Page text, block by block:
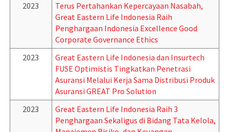
2023
Terus Pertahankan Kepercayaan Nasabah,
Great Eastern Life Indonesia Raih
Penghargaan Indonesia Excellence Good
Corporate Governance Ethics
2023
Great Eastern Life Indonesia dan Insurtech
FUSE Optimistis Tingkatkan Penetrasi
Asuransi Melalui Kerja Sama Distribusi Produk
Asuransi GREAT Pro Solution
2023
Great Eastern Life Indonesia Raih 3
Penghargaan Sekaligus di Bidang Tata Kelola,